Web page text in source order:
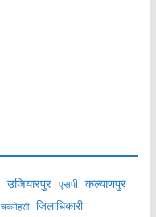
उजियारपुर एसपी कल्याणपुर
चकमेहसी जिलाधिकारी